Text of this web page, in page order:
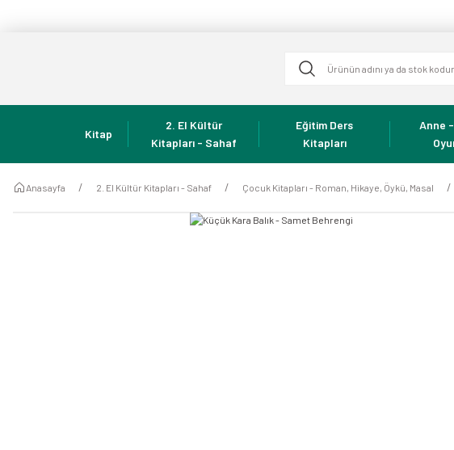
Kitap
2. El Kültür
Kitapları - Sahaf
Eğitim Ders
Kitapları
Anne
Anasayfa 2. El Kültür Kitapları - Sahaf Çocuk Kitapları - Roman, Hikaye, Öykü, Masal